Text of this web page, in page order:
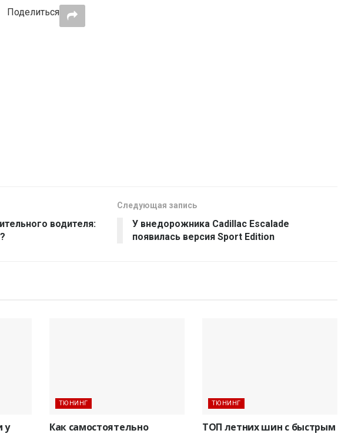
Поделиться
водителя:
Следующая запись
У внедорожника Cadillac Escalade
появилась версия Sport Edition
у
ТЮНИНГ
Как самостоятельно
ТЮНИНГ
ТОП летних шин с быстрым